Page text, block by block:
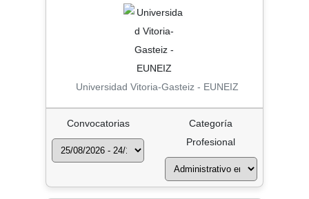
Universidad Vitoria-Gasteiz - EUNEIZ
Convocatorias
Categoría
Profesional